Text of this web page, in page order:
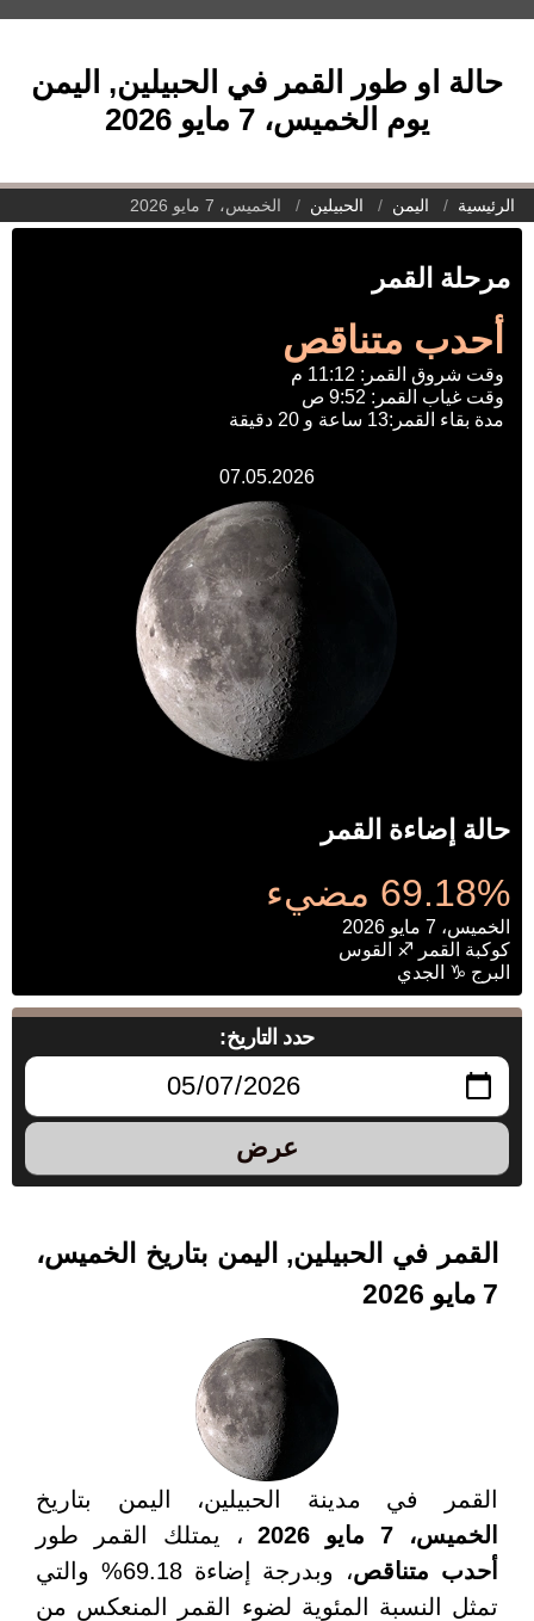
حالة او طور القمر في الحبيلين, اليمن
يوم الخميس، 7 مايو 2026
الرئيسية اليمن الحبيلين الخميس، 7 مايو 2026
مرحلة القمر
أحدب متناقص
وقت شروق القمر: 11:12 م
وقت غياب القمر: 9:52 ص
مدة بقاء القمر:13 ساعة و 20 دقيقة
07.05.2026
حالة إضاءة القمر
69.18% مضيء
الخميس، 7 مايو 2026
كوكبة القمر ♐ القوس
البرج ♑ الجدي
حدد التاريخ:
عرض
القمر في الحبيلين, اليمن بتاريخ الخميس،
7 مايو 2026
القمر في مدينة الحبيلين، اليمن بتاريخ
الخميس، 7 مايو 2026
، يمتلك القمر طور
أحدب متناقص
، وبدرجة إضاءة 69.18% والتي
تمثل النسبة المئوية لضوء القمر المنعكس من